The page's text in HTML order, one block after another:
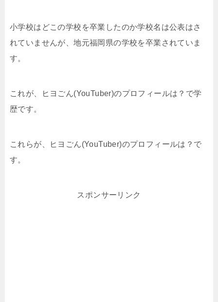
小学校はどこの学校を卒業したのか学校名は公表はさ
れていませんが、地元福岡県の学校を卒業されていま
す。
これが、ヒヨごん(YouTuber)のプロフィールは？で学
歴です。
これらが、ヒヨごん(YouTuber)のプロフィールは？で
す。
スポンサーリンク